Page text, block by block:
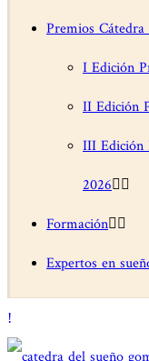
Premios Cátedra
I Edición
II Edición
III Edición
2026
Formación
Expertos en